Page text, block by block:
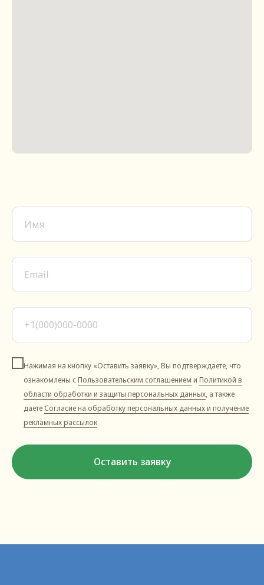
Нажимая на кнопку «Оставить заявку», Вы подтверждаете, что
ознакомлены с Пользовательским соглашением и Политикой в
области обработки и защиты персональных данных, а также
даете Согласие на обработку персональных данных и получение
рекламных рассылок
Оставить заявку